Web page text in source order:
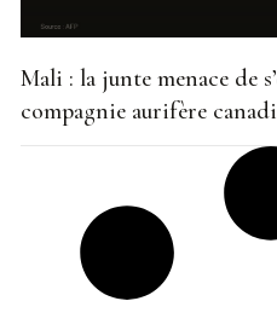
Mali : la junte menace de
compagnie aurifère